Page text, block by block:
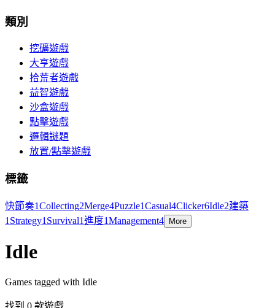
類別
挖礦遊戲
大亨遊戲
拾荒者遊戲
益智遊戲
沙盒遊戲
點擊遊戲
邏輯謎題
放置/點擊遊戲
標籤
快節奏1Collecting2Merge4Puzzle1Casual4Clicker6Idle2建築
1 Strategy1 Survival1進度1Management4 More
Idle
Games tagged with Idle
找到 0 款遊戲